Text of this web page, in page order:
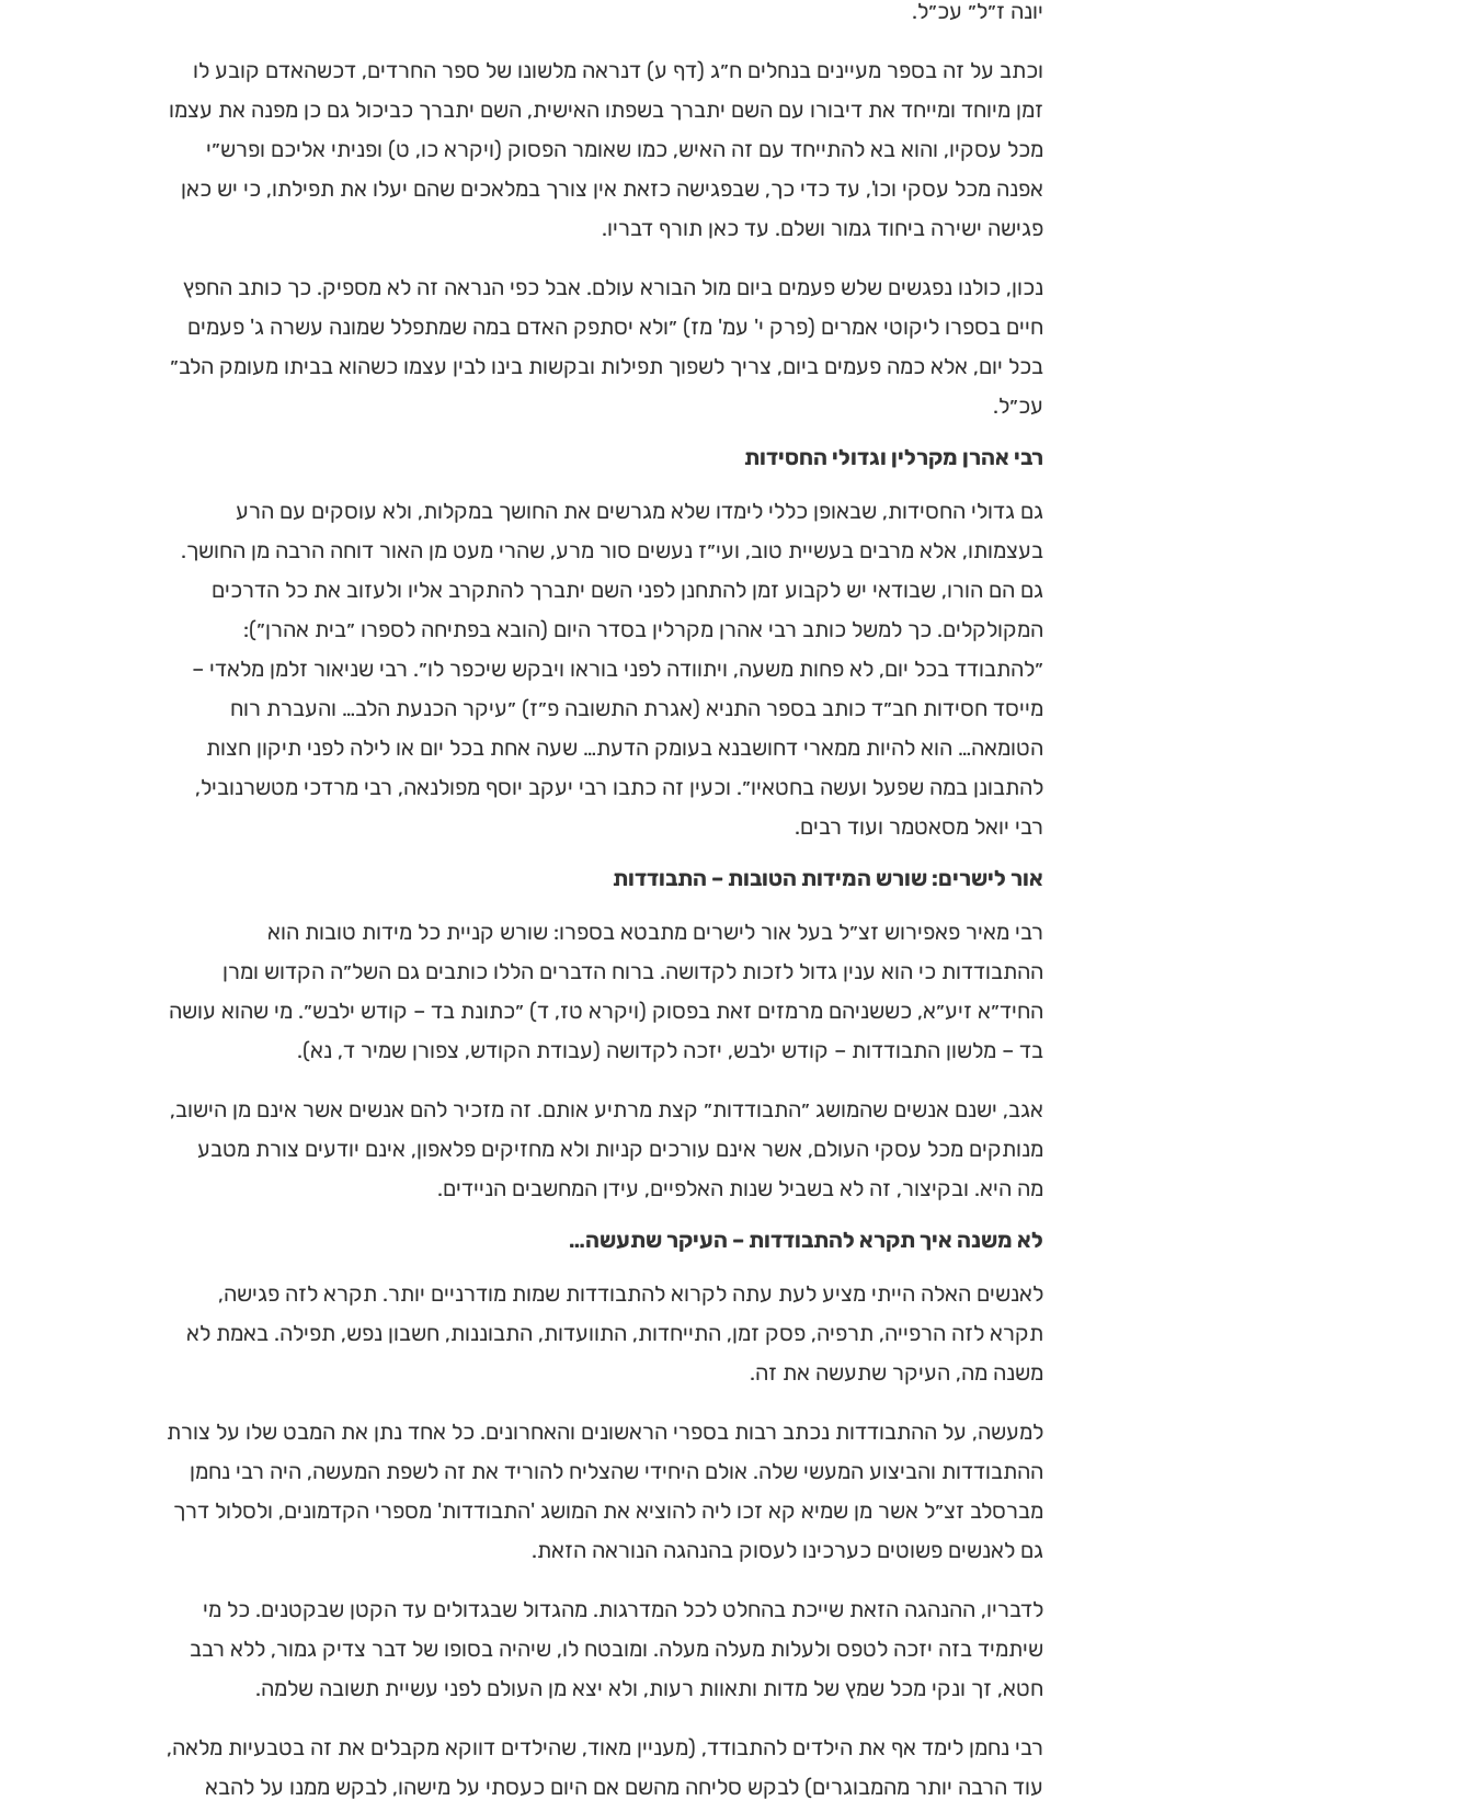
יונה ז״ל״ עכ״ל.
וכתב על זה בספר מעיינים בנחלים ח״ג (דף ע) דנראה מלשונו של ספר החרדים, דכשהאדם קובע לו
זמן מיוחד ומייחד את דיבורו עם השם יתברך בשפתו האישית, השם יתברך כביכול גם כן מפנה את עצמו
מכל עסקיו, והוא בא להתייחד עם זה האיש, כמו שאומר הפסוק (ויקרא כו, ט) ופניתי אליכם ופרש״י
אפנה מכל עסקי וכו', עד כדי כך, שבפגישה כזאת אין צורך במלאכים שהם יעלו את תפילתו, כי יש כאן
פגישה ישירה ביחוד גמור ושלם. עד כאן תורף דבריו.
נכון, כולנו נפגשים שלש פעמים ביום מול הבורא עולם. אבל כפי הנראה זה לא מספיק. כך כותב החפץ
חיים בספרו ליקוטי אמרים (פרק י' עמ' מז) ״ולא יסתפק האדם במה שמתפלל שמונה עשרה ג' פעמים
בכל יום, אלא כמה פעמים ביום, צריך לשפוך תפילות ובקשות בינו לבין עצמו כשהוא בביתו מעומק הלב״
עכ״ל.
רבי אהרן מקרלין וגדולי החסידות
גם גדולי החסידות, שבאופן כללי לימדו שלא מגרשים את החושך במקלות, ולא עוסקים עם הרע
בעצמותו, אלא מרבים בעשיית טוב, ועי״ז נעשים סור מרע, שהרי מעט מן האור דוחה הרבה מן החושך.
גם הם הורו, שבודאי יש לקבוע זמן להתחנן לפני השם יתברך להתקרב אליו ולעזוב את כל הדרכים
המקולקלים. כך למשל כותב רבי אהרן מקרלין בסדר היום (הובא בפתיחה לספרו ״בית אהרן״):
״להתבודד בכל יום, לא פחות משעה, ויתוודה לפני בוראו ויבקש שיכפר לו״. רבי שניאור זלמן מלאדי –
מייסד חסידות חב״ד כותב בספר התניא (אגרת התשובה פ״ז) ״עיקר הכנעת הלב… והעברת רוח
הטומאה… הוא להיות ממארי דחושבנא בעומק הדעת… שעה אחת בכל יום או לילה לפני תיקון חצות
להתבונן במה שפעל ועשה בחטאיו״. וכעין זה כתבו רבי יעקב יוסף מפולנאה, רבי מרדכי מטשרנוביל,
רבי יואל מסאטמר ועוד רבים.
אור לישרים: שורש המידות הטובות – התבודדות
רבי מאיר פאפירוש זצ״ל בעל אור לישרים מתבטא בספרו: שורש קניית כל מידות טובות הוא
ההתבודדות כי הוא ענין גדול לזכות לקדושה. ברוח הדברים הללו כותבים גם השל״ה הקדוש ומרן
החיד״א זיע״א, כששניהם מרמזים זאת בפסוק (ויקרא טז, ד) ״כתונת בד – קודש ילבש״. מי שהוא עושה
בד – מלשון התבודדות – קודש ילבש, יזכה לקדושה (עבודת הקודש, צפורן שמיר ד, נא).
אגב, ישנם אנשים שהמושג ״התבודדות״ קצת מרתיע אותם. זה מזכיר להם אנשים אשר אינם מן הישוב,
מנותקים מכל עסקי העולם, אשר אינם עורכים קניות ולא מחזיקים פלאפון, אינם יודעים צורת מטבע
מה היא. ובקיצור, זה לא בשביל שנות האלפיים, עידן המחשבים הניידים.
לא משנה איך תקרא להתבודדות – העיקר שתעשה…
לאנשים האלה הייתי מציע לעת עתה לקרוא להתבודדות שמות מודרניים יותר. תקרא לזה פגישה,
תקרא לזה הרפייה, תרפיה, פסק זמן, התייחדות, התוועדות, התבוננות, חשבון נפש, תפילה. באמת לא
משנה מה, העיקר שתעשה את זה.
למעשה, על ההתבודדות נכתב רבות בספרי הראשונים והאחרונים. כל אחד נתן את המבט שלו על צורת
ההתבודדות והביצוע המעשי שלה. אולם היחידי שהצליח להוריד את זה לשפת המעשה, היה רבי נחמן
מברסלב זצ״ל אשר מן שמיא קא זכו ליה להוציא את המושג 'התבודדות' מספרי הקדמונים, ולסלול דרך
גם לאנשים פשוטים כערכינו לעסוק בהנהגה הנוראה הזאת.
לדבריו, ההנהגה הזאת שייכת בהחלט לכל המדרגות. מהגדול שבגדולים עד הקטן שבקטנים. כל מי
שיתמיד בזה יזכה לטפס ולעלות מעלה מעלה. ומובטח לו, שיהיה בסופו של דבר צדיק גמור, ללא רבב
חטא, זך ונקי מכל שמץ של מדות ותאוות רעות, ולא יצא מן העולם לפני עשיית תשובה שלמה.
רבי נחמן לימד אף את הילדים להתבודד, (מעניין מאוד, שהילדים דווקא מקבלים את זה בטבעיות מלאה,
עוד הרבה יותר מהמבוגרים) לבקש סליחה מהשם אם היום כעסתי על מישהו, לבקש ממנו על להבא
מחפשים בית כנסת או
ברסלב בארץ ובעולם! מצאו זמני תפילות, שיעורי
תורה, כתובות ודרכי הגעה בלחיצת כפתור.
לכניסה לאינדקס ➔